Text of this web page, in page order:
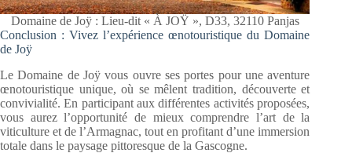
Domaine de Joÿ : Lieu-dit « À JOŸ », D33, 32110 Panjas
Conclusion : Vivez l’expérience œnotouristique du Domaine
de Joÿ
Le Domaine de Joÿ vous ouvre ses portes pour une aventure
œnotouristique unique, où se mêlent tradition, découverte et
convivialité. En participant aux différentes activités proposées,
vous aurez l’opportunité de mieux comprendre l’art de la
viticulture et de l’Armagnac, tout en profitant d’une immersion
totale dans le paysage pittoresque de la Gascogne.